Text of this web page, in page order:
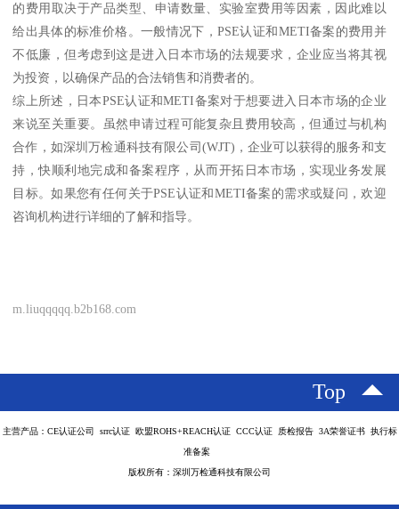
的费用取决于产品类型、申请数量、实验室费用等因素，因此难以
给出具体的标准价格。一般情况下，PSE认证和METI备案的费用并
不低廉，但考虑到这是进入日本市场的法规要求，企业应当将其视
为投资，以确保产品的合法销售和消费者的。
综上所述，日本PSE认证和METI备案对于想要进入日本市场的企业
来说至关重要。虽然申请过程可能复杂且费用较高，但通过与机构
合作，如深圳万检通科技有限公司(WJT)，企业可以获得的服务和支
持，快顺利地完成和备案程序，从而开拓日本市场，实现业务发展
目标。如果您有任何关于PSE认证和METI备案的需求或疑问，欢迎
咨询机构进行详细的了解和指导。
m.liuqqqqq.b2b168.com
Top
主营产品：CE认证公司 srrc认证 欧盟ROHS+REACH认证 CCC认证 质检报告 3A荣誉证书 执行标
准备案
版权所有：深圳万检通科技有限公司